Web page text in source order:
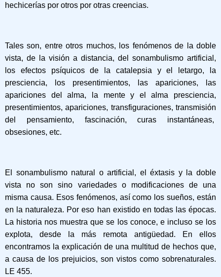
hechicerías por otros por otras creencias.
Tales son, entre otros muchos, los fenómenos de la doble
vista, de la visión a distancia, del sonambulismo artificial,
los efectos psíquicos de la catalepsia y el letargo, la
presciencia, los presentimientos, las apariciones, las
apariciones del alma, la mente y el alma presciencia,
presentimientos, apariciones, transfiguraciones, transmisión
del pensamiento, fascinación, curas instantáneas,
obsesiones, etc.
El sonambulismo natural o artificial, el éxtasis y la doble
vista no son sino variedades o modificaciones de una
misma causa. Esos fenómenos, así como los sueños, están
en la naturaleza. Por eso han existido en todas las épocas.
La historia nos muestra que se los conoce, e incluso se los
explota, desde la más remota antigüedad. En ellos
encontramos la explicación de una multitud de hechos que,
a causa de los prejuicios, son vistos como sobrenaturales.
LE 455.